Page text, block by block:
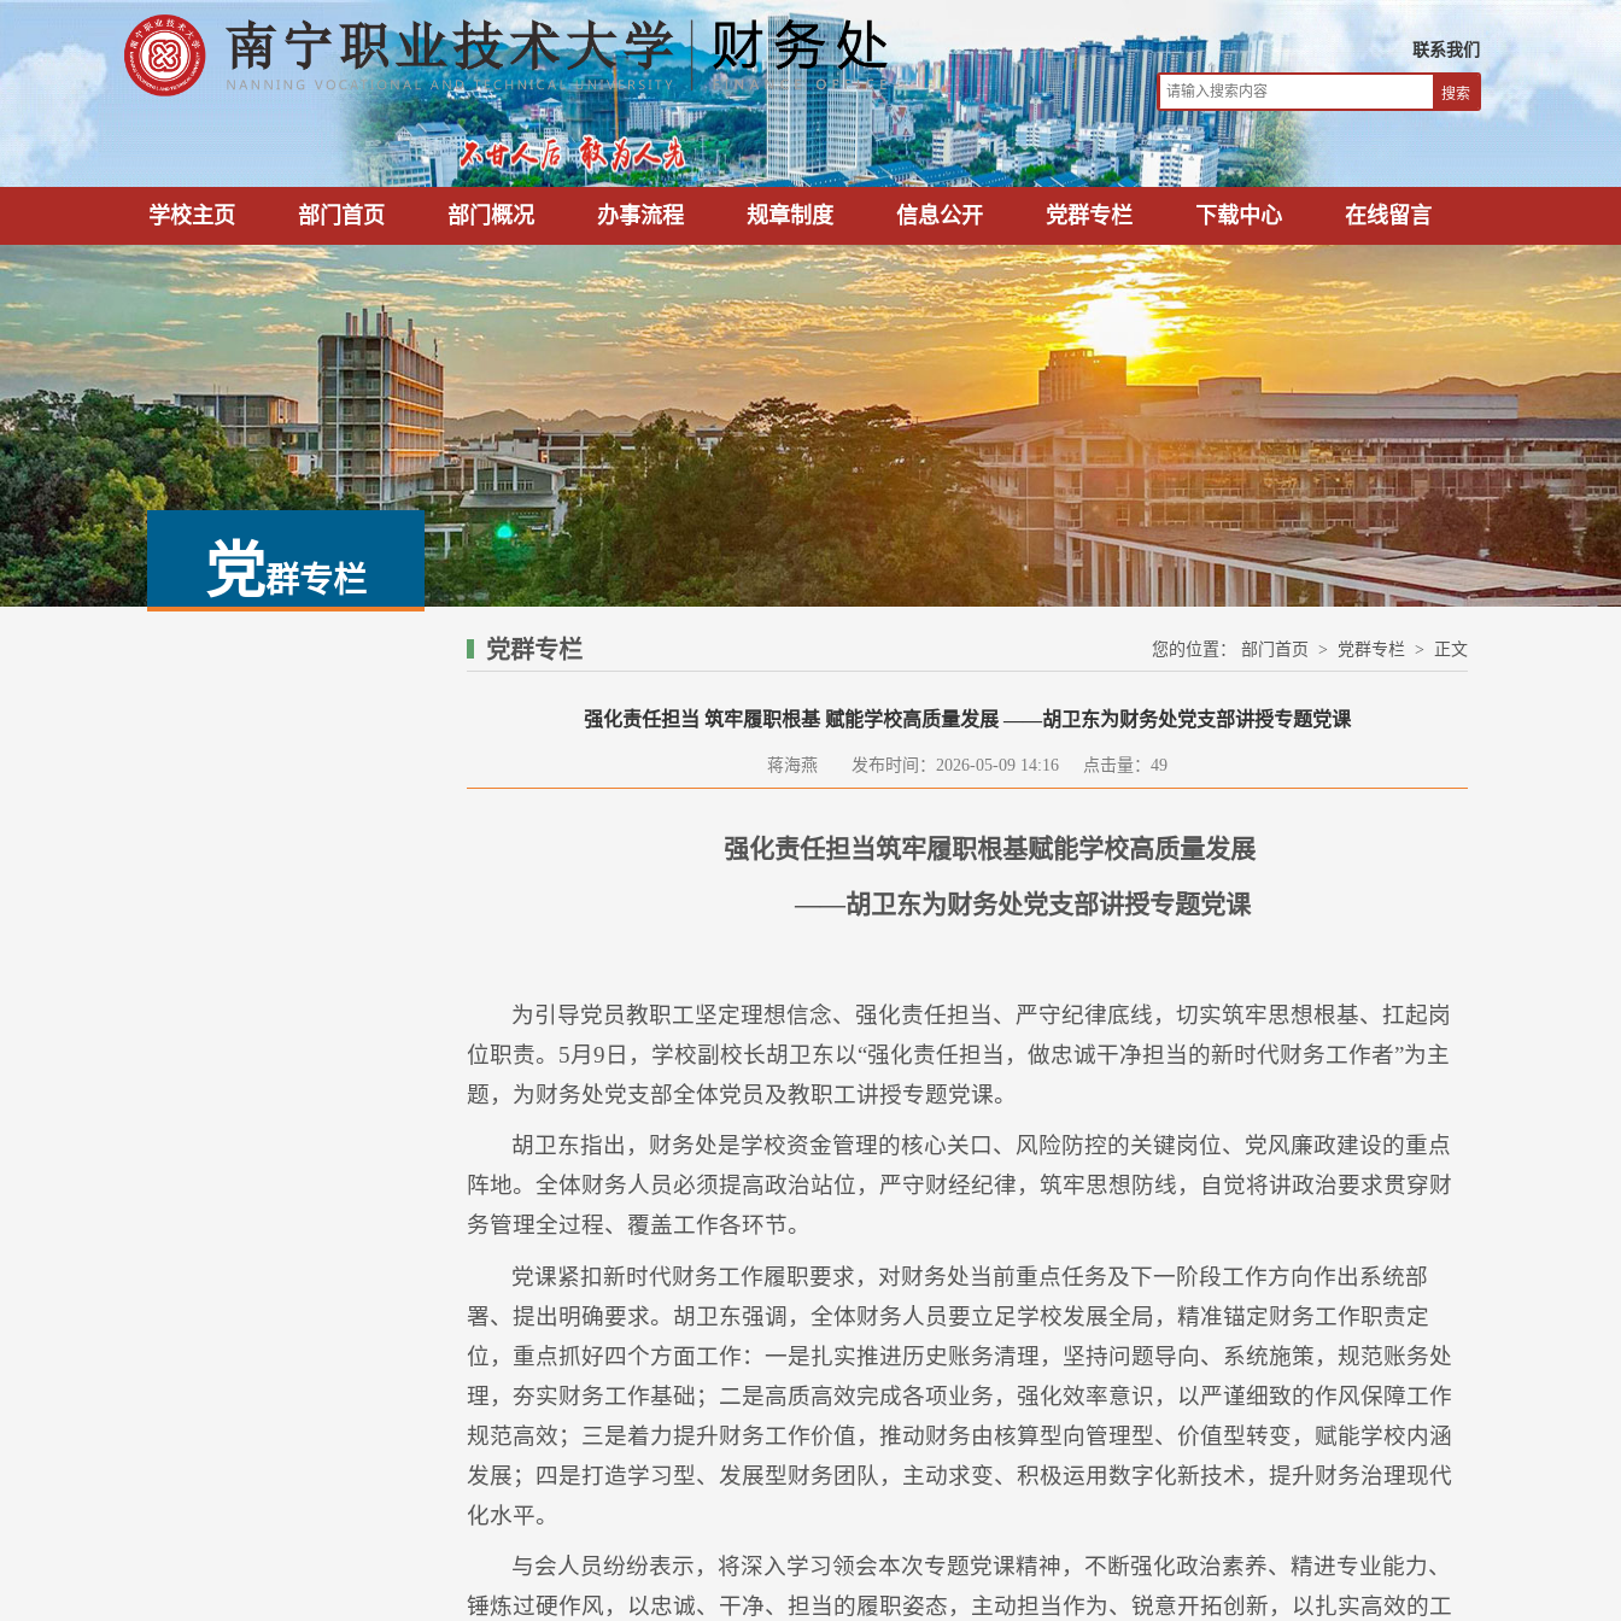
联系我们
学校主页 部门首页 部门概况 办事流程 规章制度 信息公开 党群专栏 下载中心 在线留言
党群专栏
党群专栏 您的位置： 部门首页 > 党群专栏 > 正文
强化责任担当 筑牢履职根基 赋能学校高质量发展 ——胡卫东为财务处党支部讲授专题党课
蒋海燕 发布时间：2026-05-09 14:16 点击量： 49
强化责任担当筑牢履职根基赋能学校高质量发展
——胡卫东为财务处党支部讲授专题党课
为引导党员教职工坚定理想信念、强化责任担当、严守纪律底线，切实筑牢思想根基、扛起岗
位职责。5月9日，学校副校长胡卫东以“强化责任担当，做忠诚干净担当的新时代财务工作者”为主
题，为财务处党支部全体党员及教职工讲授专题党课。
胡卫东指出，财务处是学校资金管理的核心关口、风险防控的关键岗位、党风廉政建设的重点
阵地。全体财务人员必须提高政治站位，严守财经纪律，筑牢思想防线，自觉将讲政治要求贯穿财
务管理全过程、覆盖工作各环节。
党课紧扣新时代财务工作履职要求，对财务处当前重点任务及下一阶段工作方向作出系统部
署、提出明确要求。胡卫东强调，全体财务人员要立足学校发展全局，精准锚定财务工作职责定
位，重点抓好四个方面工作：一是扎实推进历史账务清理，坚持问题导向、系统施策，规范账务处
理，夯实财务工作基础；二是高质高效完成各项业务，强化效率意识，以严谨细致的作风保障工作
规范高效；三是着力提升财务工作价值，推动财务由核算型向管理型、价值型转变，赋能学校内涵
发展；四是打造学习型、发展型财务团队，主动求变、积极运用数字化新技术，提升财务治理现代
化水平。
与会人员纷纷表示，将深入学习领会本次专题党课精神，不断强化政治素养、精进专业能力、
锤炼过硬作风，以忠诚、干净、担当的履职姿态，主动担当作为、锐意开拓创新，以扎实高效的工